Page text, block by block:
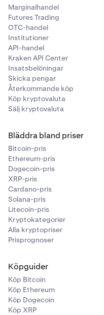
Marginalhandel
Futures Trading
OTC-handel
Institutioner
API-handel
Kraken API Center
Insatsbelöningar
Skicka pengar
Återkommande köp
Köp kryptovaluta
Sälj kryptovaluta
Bläddra bland priser
Bitcoin-pris
Ethereum-pris
Dogecoin-pris
XRP-pris
Cardano-pris
Solana-pris
Litecoin-pris
Kryptokategorier
Alla kryptopriser
Prisprognoser
Köpguider
Köp Bitcoin
Köp Ethereum
Köp Dogecoin
Köp XRP